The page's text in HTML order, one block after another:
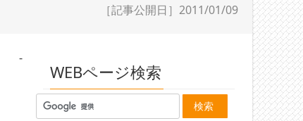
［記事公開日］2011/01/09
-
WEBページ検索